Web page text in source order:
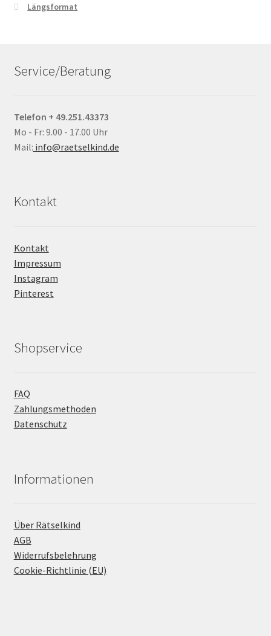
Längsformat
Service/Beratung
Telefon + 49.251.43373
Mo - Fr: 9.00 - 17.00 Uhr
Mail: info@raetselkind.de
Kontakt
Kontakt
Impressum
Instagram
Pinterest
Shopservice
FAQ
Zahlungsmethoden
Datenschutz
Informationen
Über Rätselkind
AGB
Widerrufsbelehrung
Cookie-Richtlinie (EU)